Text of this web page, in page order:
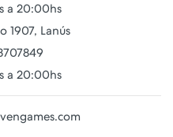
a 20:00hs
1907, Lanús
a 20:00hs